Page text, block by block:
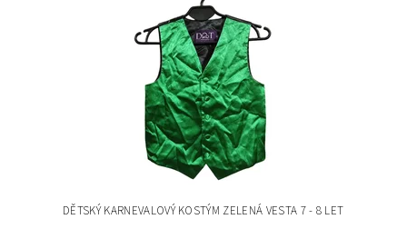
DĚTSKÝ KARNEVALOVÝ KOSTÝM ZELENÁ VESTA 7 - 8 LET